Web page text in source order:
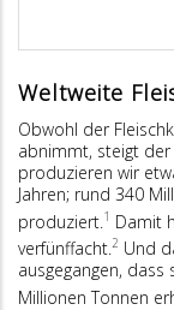
Weltweite
Obwohl der
abnimmt, steigt
produzieren wir
Jahren; rund 340
produziert. 1 Damit
verfünffacht.2 Und
ausgegangen,
Millionen Tonnen